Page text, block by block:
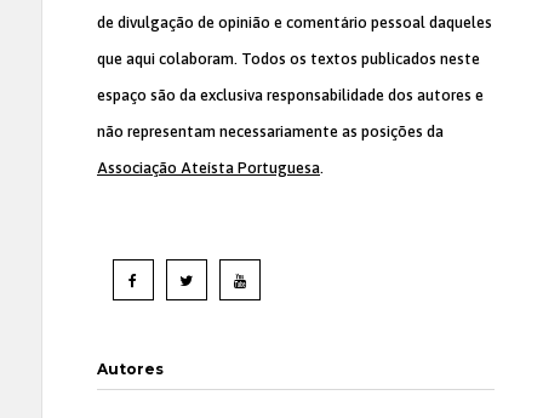
de divulgação de opinião e comentário pessoal daqueles
que aqui colaboram. Todos os textos publicados neste
espaço são da exclusiva responsabilidade dos autores e
não representam necessariamente as posições da
Associação Ateísta Portuguesa.
Autores